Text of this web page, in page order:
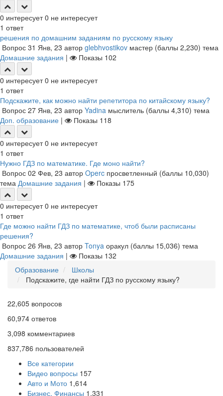
0 интересует 0 не интересует
1 ответ
решения по домашним заданиям по русскому языку
Вопрос 31 Янв, 23 автор glebhvostikov мастер (баллы 2,230) тема
Домашние задания | Показы 102
0 интересует 0 не интересует
1 ответ
Подскажите, как можно найти репетитора по китайскому языку?
Вопрос 27 Янв, 23 автор Yadina мыслитель (баллы 4,310) тема
Доп. образование | Показы 118
0 интересует 0 не интересует
1 ответ
Нужно ГДЗ по математике. Где моно найти?
Вопрос 02 Фев, 23 автор Operc просветленный (баллы 10,030)
тема Домашние задания | Показы 175
0 интересует 0 не интересует
1 ответ
Где можно найти ГДЗ по математике, чтоб были расписаны
решения?
Вопрос 26 Янв, 23 автор Tonya оракул (баллы 15,036) тема
Домашние задания | Показы 132
Образование
Школы
Подскажите, где найти ГДЗ по русскому языку?
22,605 вопросов
60,974 ответов
3,098 комментариев
837,786 пользователей
Все категории
Видео вопросы 157
Авто и Мото 1,614
Бизнес, Финансы 1,331